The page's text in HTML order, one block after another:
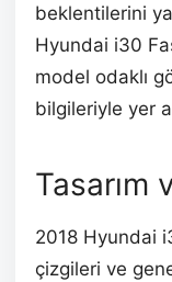
beklentilerini
Hyundai i30
model odaklı
bilgileriyle yer
Tasarım
2018 Hyundai
çizgileri ve